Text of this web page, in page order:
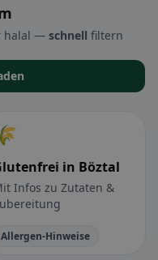
halal — schnell filtern
in Böztal
Infos zu Zutaten &
Allergen-Hinweise